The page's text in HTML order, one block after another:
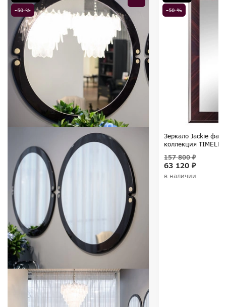
-50 % -50 %
Зеркало Jackie
коллекция
63 120 ₽
157 800 ₽
в наличии